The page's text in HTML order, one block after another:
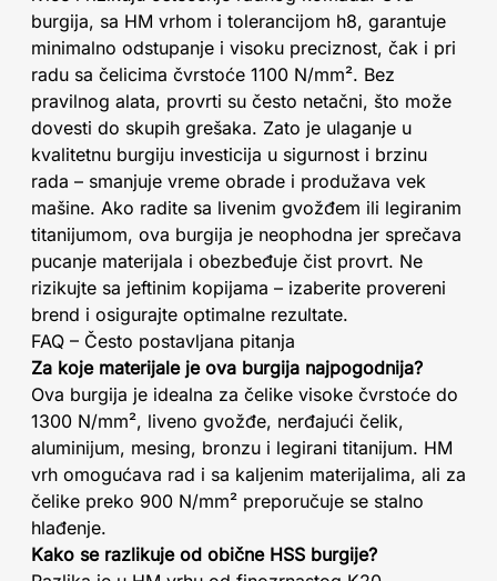
burgija, sa HM vrhom i tolerancijom h8, garantuje
minimalno odstupanje i visoku preciznost, čak i pri
radu sa čelicima čvrstoće 1100 N/mm². Bez
pravilnog alata, provrti su često netačni, što može
dovesti do skupih grešaka. Zato je ulaganje u
kvalitetnu burgiju investicija u sigurnost i brzinu
rada – smanjuje vreme obrade i produžava vek
mašine. Ako radite sa livenim gvožđem ili legiranim
titanijumom, ova burgija je neophodna jer sprečava
pucanje materijala i obezbeđuje čist provrt. Ne
rizikujte sa jeftinim kopijama – izaberite provereni
brend i osigurajte optimalne rezultate.
FAQ – Često postavljana pitanja
Za koje materijale je ova burgija najpogodnija?
Ova burgija je idealna za čelike visoke čvrstoće do
1300 N/mm², liveno gvožđe, nerđajući čelik,
aluminijum, mesing, bronzu i legirani titanijum. HM
vrh omogućava rad i sa kaljenim materijalima, ali za
čelike preko 900 N/mm² preporučuje se stalno
hlađenje.
Kako se razlikuje od obične HSS burgije?